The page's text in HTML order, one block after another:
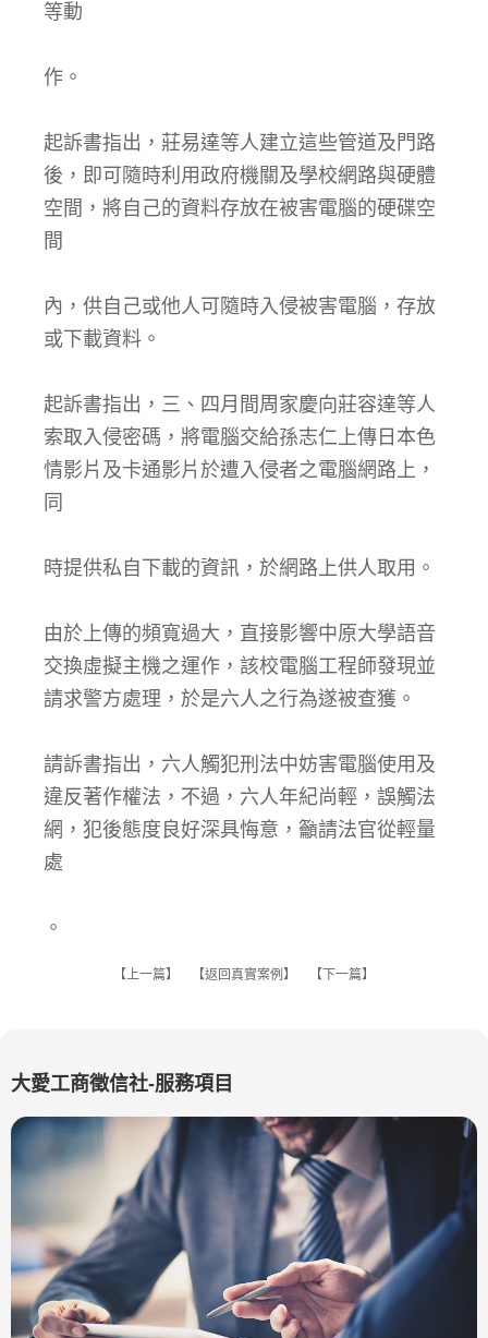
等動
作。
起訴書指出，莊易達等人建立這些管道及門路
後，即可隨時利用政府機關及學校網路與硬體
空間，將自己的資料存放在被害電腦的硬碟空
間
內，供自己或他人可隨時入侵被害電腦，存放
或下載資料。
起訴書指出，三、四月間周家慶向莊容達等人
索取入侵密碼，將電腦交給孫志仁上傳日本色
情影片及卡通影片於遭入侵者之電腦網路上，
同
時提供私自下載的資訊，於網路上供人取用。
由於上傳的頻寬過大，直接影響中原大學語音
交換虛擬主機之運作，該校電腦工程師發現並
請求警方處理，於是六人之行為遂被查獲。
請訴書指出，六人觸犯刑法中妨害電腦使用及
違反著作權法，不過，六人年紀尚輕，誤觸法
網，犯後態度良好深具悔意，籲請法官從輕量
處
。
【上一篇】 【返回真實案例 】 【 下一篇】
大愛工商徵信社-服務項目